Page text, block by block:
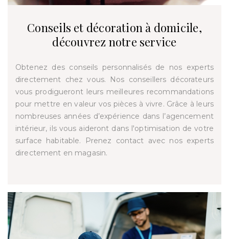
Conseils et décoration à domicile,
découvrez notre service
Obtenez des conseils personnalisés de nos experts
directement chez vous. Nos conseillers décorateurs
vous prodigueront leurs meilleures recommandations
pour mettre en valeur vos pièces à vivre. Grâce à leurs
nombreuses années d’expérience dans l’agencement
intérieur, ils vous aideront dans l'optimisation de votre
surface habitable. Prenez contact avec nos experts
directement en magasin.